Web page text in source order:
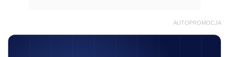
AUTOPROMOCJA